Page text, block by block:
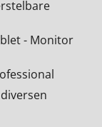
- Monitor